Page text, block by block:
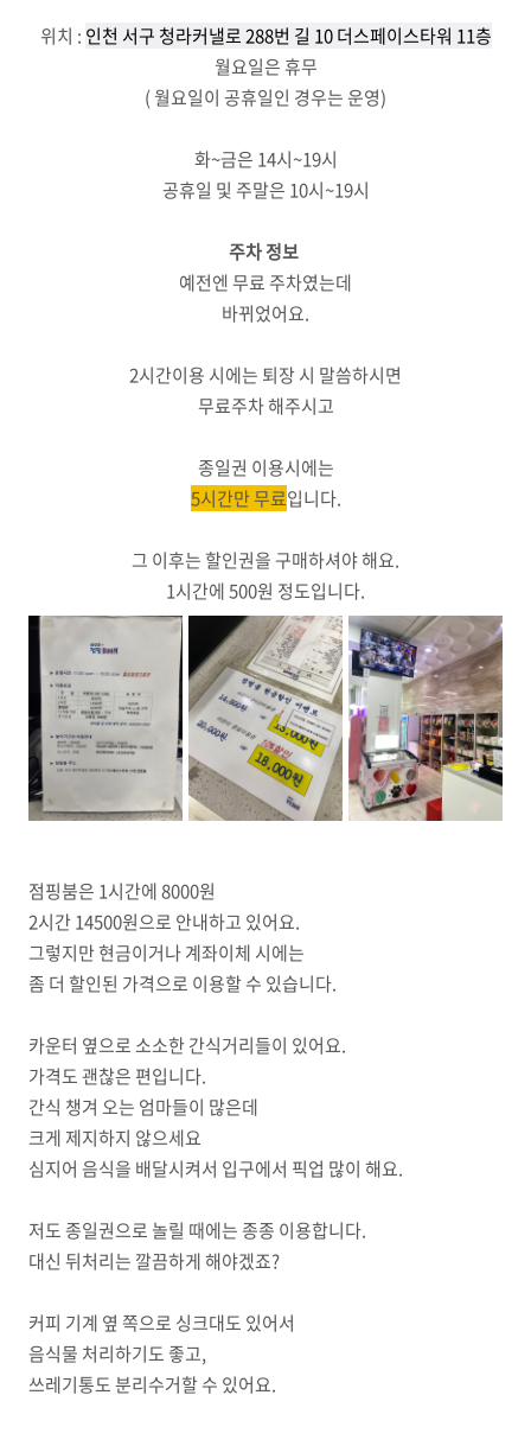
위치 : 인천 서구 청라커낼로 288번 길 10 더스페이스타워 11층
월요일은 휴무
( 월요일이 공휴일인 경우는 운영)
화~금은 14시~19시
공휴일 및 주말은 10시~19시
주차 정보
예전엔 무료 주차였는데
바뀌었어요.
2시간이용 시에는 퇴장 시 말씀하시면
무료주차 해주시고
종일권 이용시에는
5시간만 무료입니다.
그 이후는 할인권을 구매하셔야 해요.
1시간에 500원 정도입니다.
점핑붐은 1시간에 8000원
2시간 14500원으로 안내하고 있어요.
그렇지만 현금이거나 계좌이체 시에는
좀 더 할인된 가격으로 이용할 수 있습니다.
카운터 옆으로 소소한 간식거리들이 있어요.
가격도 괜찮은 편입니다.
간식 챙겨 오는 엄마들이 많은데
크게 제지하지 않으세요
심지어 음식을 배달시켜서 입구에서 픽업 많이 해요.
저도 종일권으로 놀릴 때에는 종종 이용합니다.
대신 뒤처리는 깔끔하게 해야겠죠?
커피 기계 옆 쪽으로 싱크대도 있어서
음식물 처리하기도 좋고,
쓰레기통도 분리수거할 수 있어요.